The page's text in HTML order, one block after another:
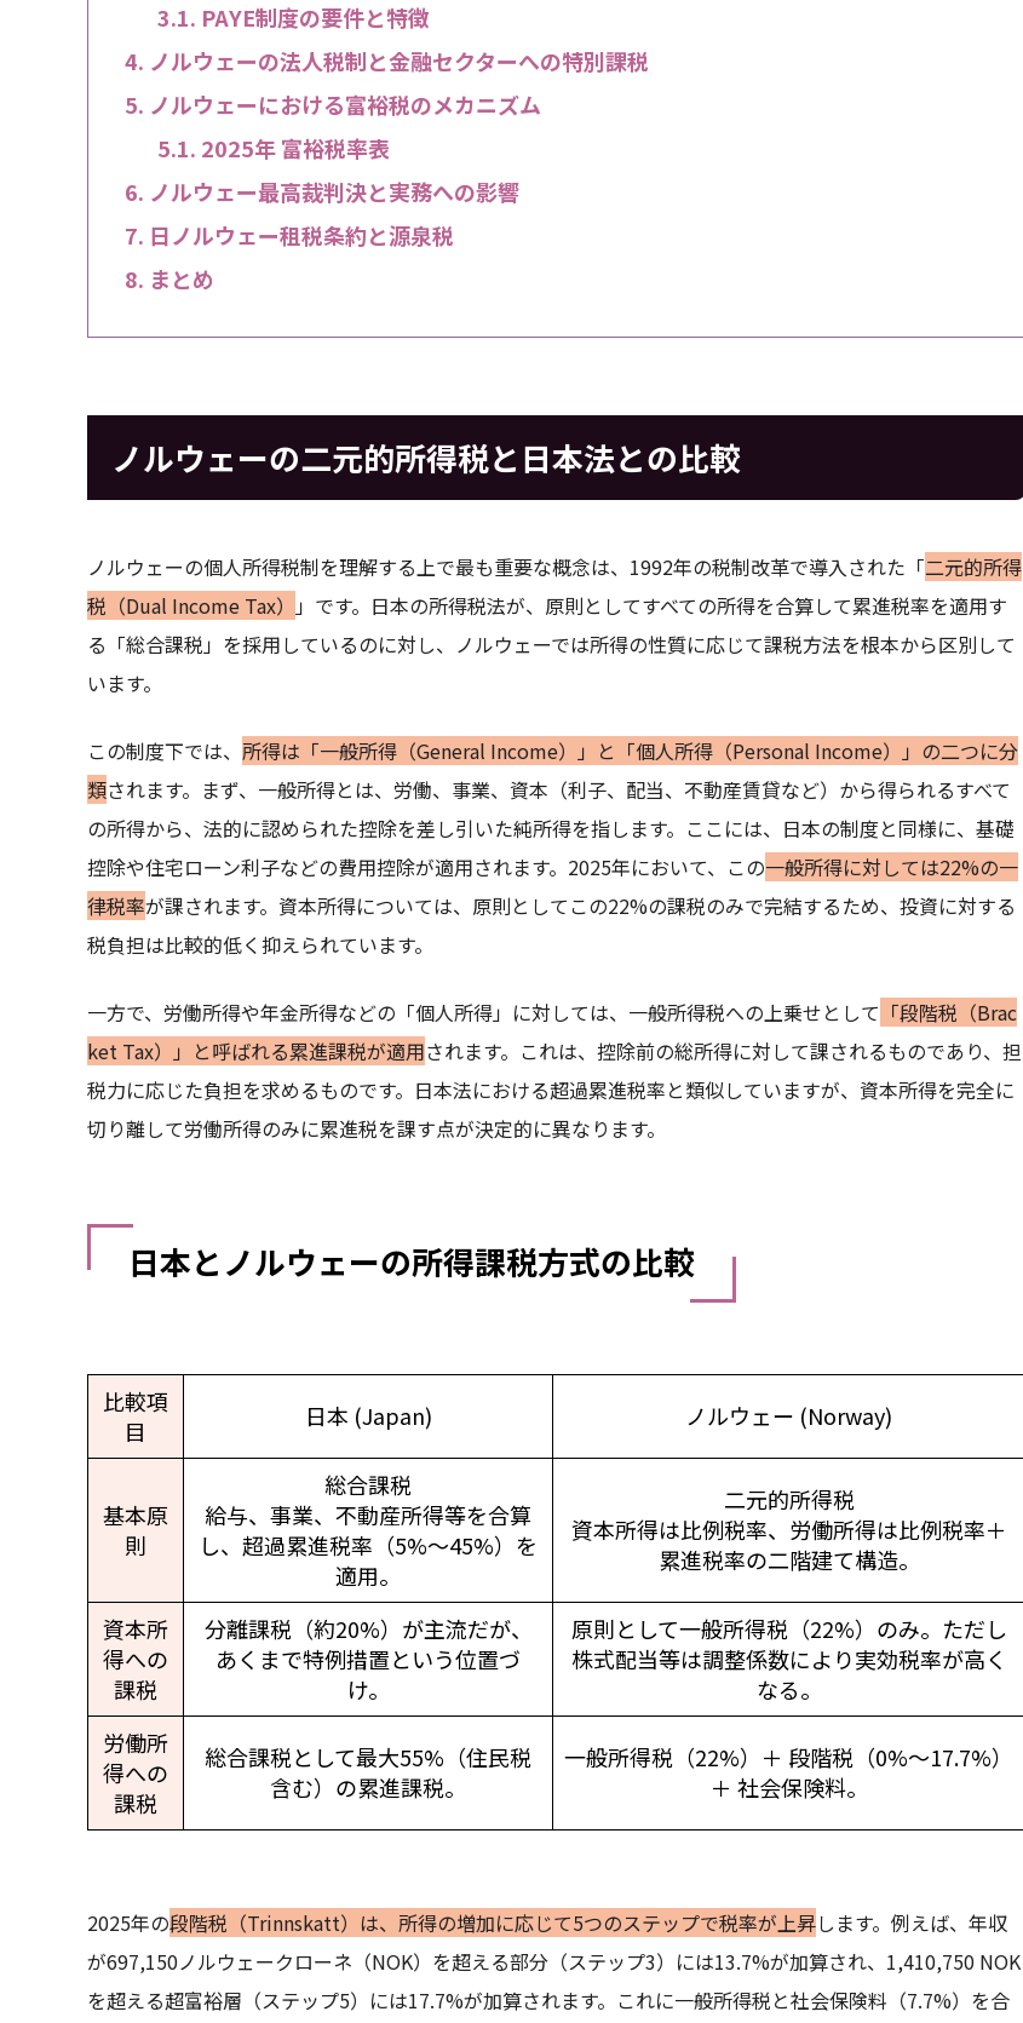
PAYE制度の要件と特徴
ノルウェーの法人税制と金融セクターへの特別課税
ノルウェーにおける富裕税のメカニズム
2025年 富裕税率表
ノルウェー最高裁判決と実務への影響
日ノルウェー租税条約と源泉税
まとめ
ノルウェーの二元的所得税と日本法との比較
ノルウェーの個人所得税制を理解する上で最も重要な概念は、1992年の税制改革で導入された「二元的所得
税（Dual Income Tax） 」です。日本の所得税法が、原則としてすべての所得を合算して累進税率を適用す
る「総合課税」を採用しているのに対し、ノルウェーでは所得の性質に応じて課税方法を根本から区別して
います。
この制度下では、 所得は「一般所得（General Income）」と「個人所得（Personal Income）」の二つに分
類されます。まず、一般所得とは、労働、事業、資本（利子、配当、不動産賃貸など）から得られるすべて
の所得から、法的に認められた控除を差し引いた純所得を指します。ここには、日本の制度と同様に、基礎
控除や住宅ローン利子などの費用控除が適用されます。2025年において、この一般所得に対しては22%の一
律税率が課されます。資本所得については、原則としてこの22%の課税のみで完結するため、投資に対する
税負担は比較的低く抑えられています。
一方で、労働所得や年金所得などの「個人所得」に対しては、一般所得税への上乗せとして 「段階税（Brac
ket Tax）」と呼ばれる累進課税が適用されます。これは、控除前の総所得に対して課されるものであり、担
税力に応じた負担を求めるものです。日本法における超過累進税率と類似していますが、資本所得を完全に
切り離して労働所得のみに累進税を課す点が決定的に異なります。
日本とノルウェーの所得課税方式の比較
比較項
目
日本 (Japan) ノルウェー (Norway)
基本原
則
総合課税
給与、事業、不動産所得等を合算
し、超過累進税率（5%～45%）を
適用。
二元的所得税
資本所得は比例税率、労働所得は比例税率＋
累進税率の二階建て構造。
資本所
得への
課税
分離課税（約20%）が主流だが、
あくまで特例措置という位置づ
け。
原則として一般所得税（22%）のみ。ただし
株式配当等は調整係数により実効税率が高く
なる。
労働所
得への
課税
総合課税として最大55%（住民税
含む）の累進課税。
一般所得税（22%）＋ 段階税（0%～17.7%）
＋ 社会保険料。
2025年の段階税（Trinnskatt）は、所得の増加に応じて5つのステップで税率が上昇します。例えば、年収
が697,150ノルウェークローネ（NOK）を超える部分（ステップ3）には13.7%が加算され、1,410,750 NOK
を超える超富裕層（ステップ5）には17.7%が加算されます。これに一般所得税と社会保険料（7.7%）を合